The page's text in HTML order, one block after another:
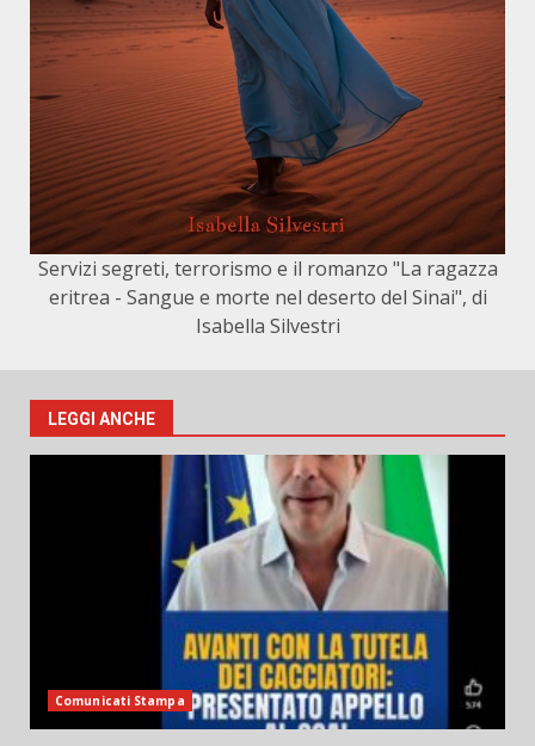
Servizi segreti, terrorismo e il romanzo "La ragazza
eritrea - Sangue e morte nel deserto del Sinai", di
Isabella Silvestri
LEGGI ANCHE
Comunicati Stampa